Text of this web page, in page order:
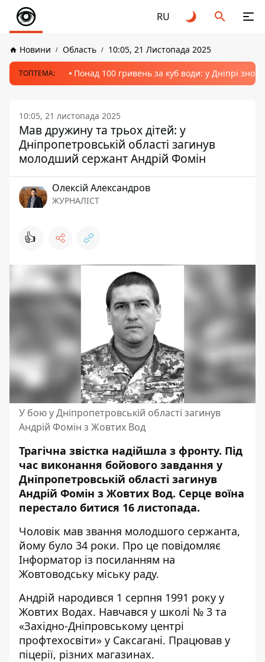
RU
Новини Область 10:05, 21 Листопада 2025
ТОПТЕМА: Понад 100 гривень за куб води: у Дніпрі
10:05, 21 листопада 2025
Мав дружину та трьох дітей: у
Дніпропетровській області загинув
молодший сержант Андрій Фомін
Олексій Александров
ЖУРНАЛІСТ
👍
У бою у Дніпропетровській області загинув
Андрій Фомін з Жовтих Вод
Трагічна звістка надійшла з фронту. Під
час виконання бойового завдання у
Дніпропетровській області загинув
Андрій Фомін з Жовтих Вод. Серце воїна
перестало битися 16 листопада.
Чоловік мав звання молодшого сержанта,
йому було 34 роки. Про це повідомляє
Інформатор із посиланням на
Жовтоводську міську раду.
Андрій народився 1 серпня 1991 року у
Жовтих Водах. Навчався у школі № 3 та
«Західно-Дніпровському центрі
профтехосвіти» у Саксагані. Працював у
піцерії, різних магазинах.